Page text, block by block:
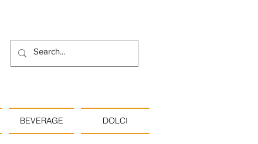
BEVERAGE DOLCI